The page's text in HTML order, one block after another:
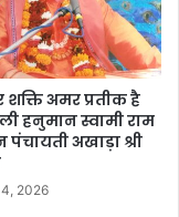
शक्ति अमर प्रतीक है
हनुमान स्वामी राम
अखाड़ा श्री
2026